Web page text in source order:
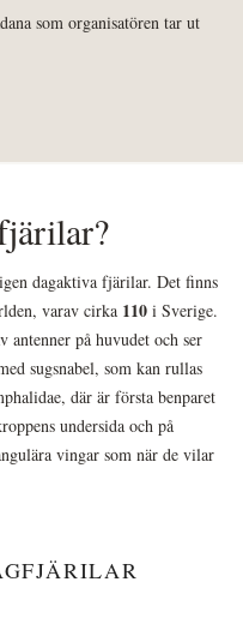
som organisatören tar ut
dagaktiva fjärilar. Det finns
varav cirka 110 i Sverige.
på huvudet och ser
sugsnabel, som kan rullas
där är första benparet
undersida och på
vingar som när de vilar